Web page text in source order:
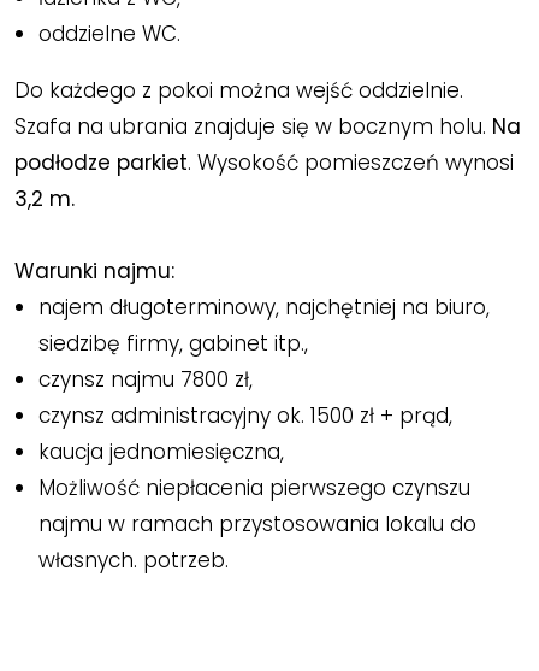
oddzielne WC.
Do każdego z pokoi można wejść oddzielnie.
Szafa na ubrania znajduje się w bocznym holu. Na
podłodze parkiet. Wysokość pomieszczeń wynosi
3,2 m.
Warunki najmu:
najem długoterminowy, najchętniej na biuro,
siedzibę firmy, gabinet itp.,
czynsz najmu 7800 zł,
czynsz administracyjny ok. 1500 zł + prąd,
kaucja jednomiesięczna,
Możliwość niepłacenia pierwszego czynszu
najmu w ramach przystosowania lokalu do
własnych. potrzeb.